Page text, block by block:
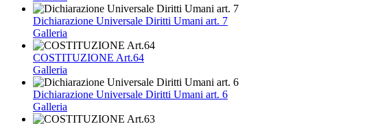
Dichiarazione Universale Diritti Umani art. 7
Galleria
COSTITUZIONE Art.64
Galleria
Dichiarazione Universale Diritti Umani art. 6
Galleria